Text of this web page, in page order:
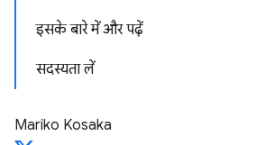
इसके बारे में और पढ़ें
सदस्यता लें
Mariko Kosaka